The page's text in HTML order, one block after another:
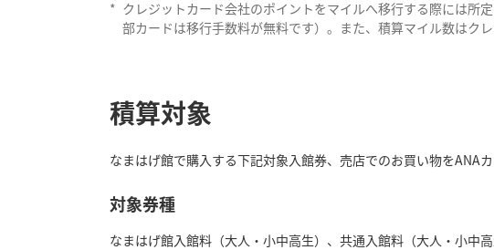
* クレジットカード会社のポイントをマイルへ移行する際には所
部カードは移行手数料が無料です）。また、積算マイル数はク
積算対象
なまはげ館で購入する下記対象入館券、売店でのお買い物をANA
対象券種
なまはげ館入館料（大人・小中高生）、共通入館料（大人・小中高